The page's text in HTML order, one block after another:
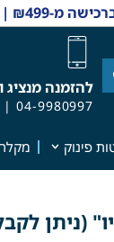
אנושי והזמנות 04-9980997
להזמנה מנציג
04-9980997
|
פינוק